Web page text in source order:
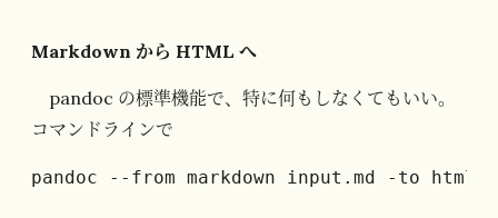
Markdown から HTML へ
pandoc の標準機能で、特に何もしなくてもいい。
コマンドラインで
pandoc --from markdown input.md -to html